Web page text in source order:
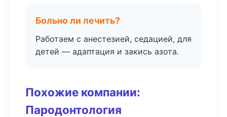
Больно ли лечить?
Работаем с анестезией, седацией, для
детей — адаптация и закись азота.
Похожие компании:
Пародонтология